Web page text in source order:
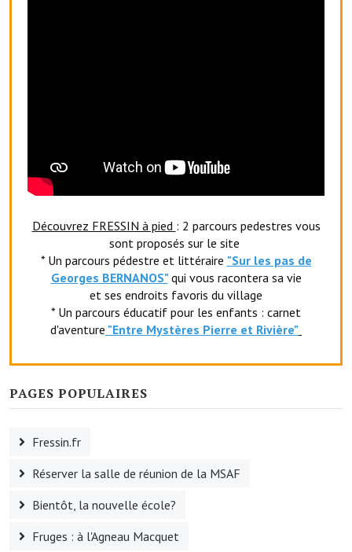
L'association du château
Le foyer rural
Le club de l'amitié
Le comité des fêtes
L'association Avotra-France
L'association des anciens sapeurs-pompiers volontaires
Village sportif
L'US Crequy Fressin
La société de chasse
La société de pêche
Découvrez FRESSIN à pied : 2 parcours pedestres vous
sont proposés sur le site
* Un parcours pédestre et littéraire "Sur les pas de
Georges BERNANOS" qui vous racontera sa vie
et ses endroits favoris du village
* Un parcours éducatif pour les enfants : carnet
d'aventure "Entre Mystères Pierre et Rivière"
PAGES POPULAIRES
Fressin.fr
Réserver la salle de réunion de la MSAF
Bientôt, la nouvelle école?
Fruges : à l'Agneau Macquet